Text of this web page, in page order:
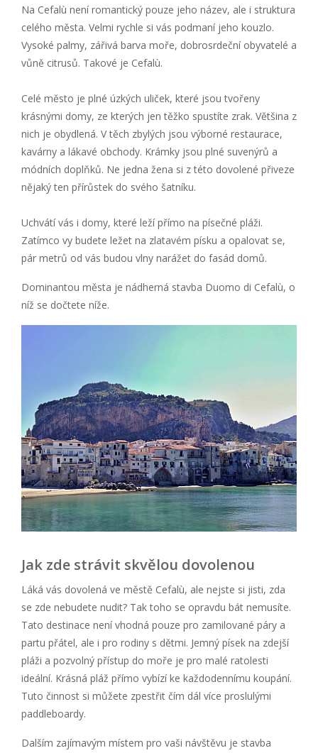
Na Cefalù není romantický pouze jeho název, ale i struktura
celého města. Velmi rychle si vás podmaní jeho kouzlo.
Vysoké palmy, zářivá barva moře, dobrosrdeční obyvatelé a
vůně citrusů. Takové je Cefalù.
Celé město je plné úzkých uliček, které jsou tvořeny
krásnými domy, ze kterých jen těžko spustíte zrak. Většina z
nich je obydlená. V těch zbylých jsou výborné restaurace,
kavárny a lákavé obchody. Krámky jsou plné suvenýrů a
módních doplňků. Ne jedna žena si z této dovolené přiveze
nějaký ten přírůstek do svého šatníku.
Uchvátí vás i domy, které leží přímo na písečné pláži.
Zatímco vy budete ležet na zlatavém písku a opalovat se,
pár metrů od vás budou vlny narážet do fasád domů.
Dominantou města je nádherná stavba Duomo di Cefalù, o
níž se dočtete níže.
Jak zde strávit skvělou dovolenou
Láká vás dovolená ve městě Cefalù, ale nejste si jisti, zda
se zde nebudete nudit? Tak toho se opravdu bát nemusíte.
Tato destinace není vhodná pouze pro zamilované páry a
partu přátel, ale i pro rodiny s dětmi. Jemný písek na zdejší
pláži a pozvolný přístup do moře je pro malé ratolesti
ideální. Krásná pláž přímo vybízí ke každodennímu koupání.
Tuto činnost si můžete zpestřit čím dál více proslulými
paddleboardy.
Dalším zajímavým místem pro vaši návštěvu je stavba